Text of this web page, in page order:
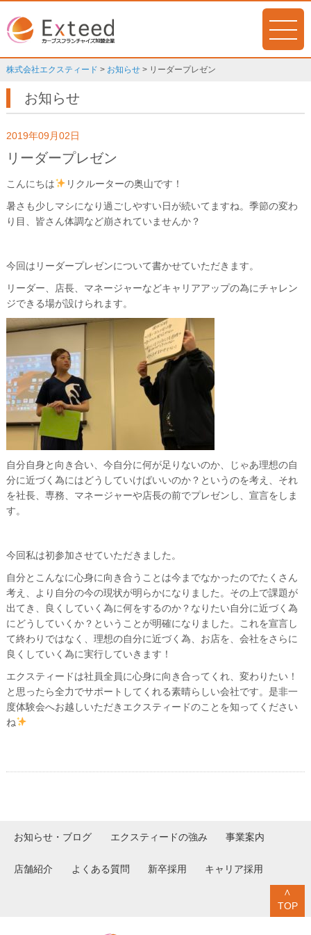
株式会社エクスティード > お知らせ> リーダープレゼン
お知らせ
2019年09月02日
リーダープレゼン
こんにちは
リクルーターの奥山です！
暑さも少しマシになり過ごしやすい日が続いてますね。季節の変わ
り目、皆さん体調など崩されていませんか？
今回はリーダープレゼンについて書かせていただきます。
リーダー、店長、マネージャーなどキャリアアップの為にチャレン
ジできる場が設けられます。
自分自身と向き合い、今自分に何が足りないのか、じゃあ理想の自
分に近づく為にはどうしていけばいいのか？というのを考え、それ
を社長、専務、マネージャーや店長の前でプレゼンし、宣言をしま
す。
今回私は初参加させていただきました。
自分とこんなに心身に向き合うことは今までなかったのでたくさん
考え、より自分の今の現状が明らかになりました。その上で課題が
出てき、良くしていく為に何をするのか？なりたい自分に近づく為
にどうしていくか？ということが明確になりました。これを宣言し
て終わりではなく、理想の自分に近づく為、お店を、会社をさらに
良くしていく為に実行していきます！
エクスティードは社員全員に心身に向き合ってくれ、変わりたい！
と思ったら全力でサポートしてくれる素晴らしい会社です。是非一
度体験会へお越しいただきエクスティードのことを知ってください
ね
お知らせ・ブログ エクスティードの強み 事業案内
店舗紹介 よくある質問 新卒採用 キャリア採用
∧
TOP